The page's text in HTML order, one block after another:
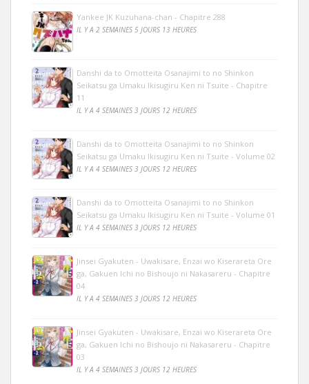
Yankee JK Kuzuhana-chan - Chapitre 288
IL Y A 2 SEMAINES 5 JOURS 13 HEURES
Danshi da to Omotteita Osanajimi to no Shinkon
Seikatsu ga Umaku Ikisugiru Ken ni Tsuite - Chapitre
11
IL Y A 4 SEMAINES 3 JOURS 12 HEURES
Danshi da to Omotteita Osanajimi to no Shinkon
Seikatsu ga Umaku Ikisugiru Ken ni Tsuite - Volume 02
IL Y A 4 SEMAINES 3 JOURS 12 HEURES
Danshi da to Omotteita Osanajimi to no Shinkon
Seikatsu ga Umaku Ikisugiru Ken ni Tsuite - Volume 01
IL Y A 4 SEMAINES 3 JOURS 12 HEURES
Jinsei Gyakuten - Uwakisare, Enzai wo Kiserareta Ore
ga, Gakuen Ichi no Bishoujo ni Nakasareru - Chapitre
04
IL Y A 4 SEMAINES 3 JOURS 12 HEURES
Jinsei Gyakuten - Uwakisare, Enzai wo Kiserareta Ore
ga, Gakuen Ichi no Bishoujo ni Nakasareru - Chapitre
03
IL Y A 4 SEMAINES 3 JOURS 12 HEURES